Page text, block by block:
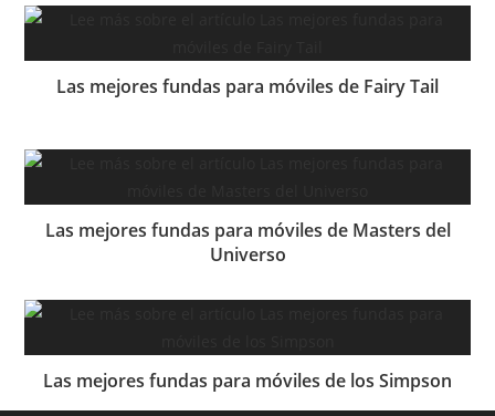
Las mejores fundas para móviles de Fairy Tail
Las mejores fundas para móviles de Masters del
Universo
Las mejores fundas para móviles de los Simpson